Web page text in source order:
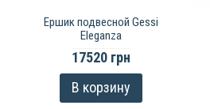
Ершик подвесной Gessi
Eleganza
17520 грн
В корзину